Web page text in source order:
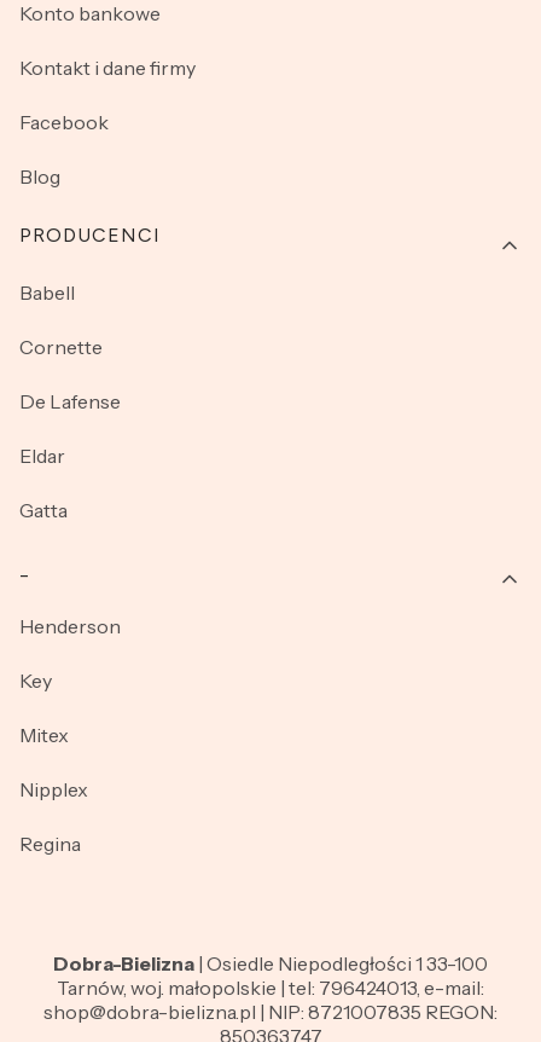
Konto bankowe
Kontakt i dane firmy
Facebook
Blog
PRODUCENCI
Babell
Cornette
De Lafense
Eldar
Gatta
Henderson
Key
Mitex
Nipplex
Regina
Dobra-Bielizna | Osiedle Niepodległości 1 33-100
Tarnów, woj. małopolskie | tel: 796424013, e-mail:
shop@dobra-bielizna.pl | NIP: 8721007835 REGON:
850363747